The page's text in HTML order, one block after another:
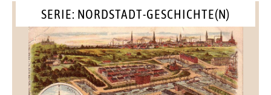
SERIE: NORDSTADT-GESCHICHTE(N)